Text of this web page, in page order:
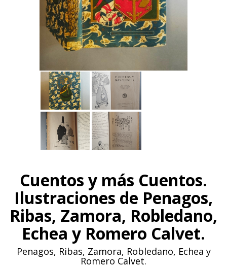
Cuentos y más Cuentos.
Ilustraciones de Penagos,
Ribas, Zamora, Robledano,
Echea y Romero Calvet.
Penagos, Ribas, Zamora, Robledano, Echea y
Romero Calvet.